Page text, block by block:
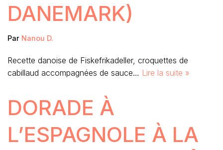
DANEMARK)
Par Nanou D.
Recette danoise de Fiskefrikadeller, croquettes de
cabillaud accompagnées de sauce… Lire la suite »
DORADE À
L’ESPAGNOLE À LA